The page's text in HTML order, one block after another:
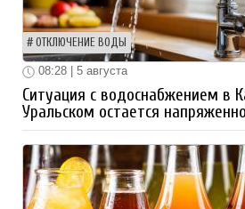
ОТКЛЮЧЕНИЕ ВОДЫ
08:28 | 5 августа
Ситуация с водоснабжением в
Уральском остается